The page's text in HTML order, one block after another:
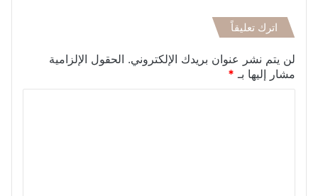
اترك تعليقاً
لن يتم نشر عنوان بريدك الإلكتروني. الحقول الإلزامية
مشار إليها بـ *